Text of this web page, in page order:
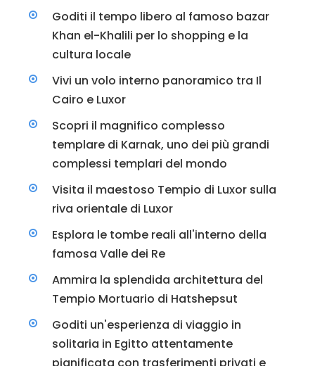
Goditi il tempo libero al famoso bazar
Khan el-Khalili per lo shopping e la
cultura locale
Vivi un volo interno panoramico tra Il
Cairo e Luxor
Scopri il magnifico complesso
templare di Karnak, uno dei più grandi
complessi templari del mondo
Visita il maestoso Tempio di Luxor sulla
riva orientale di Luxor
Esplora le tombe reali all'interno della
famosa Valle dei Re
Ammira la splendida architettura del
Tempio Mortuario di Hatshepsut
Goditi un'esperienza di viaggio in
solitaria in Egitto attentamente
pianificata con trasferimenti privati e